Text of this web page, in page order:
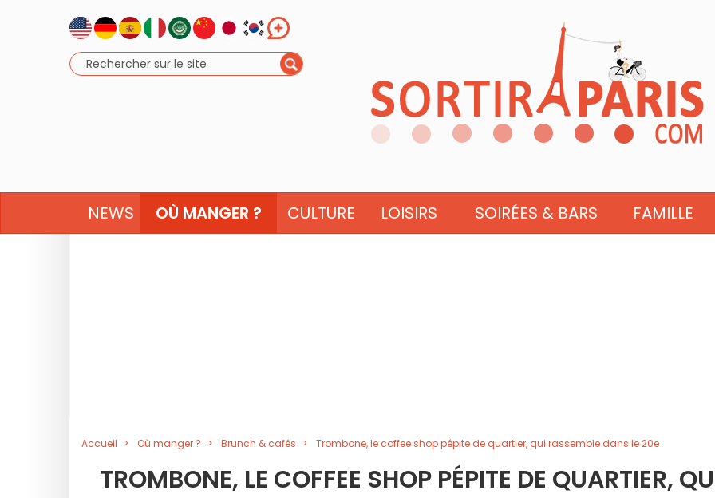
NEWS OÙ MANGER ? CULTURE LOISIRS SOIRÉES & BARS FAMILLE
Accueil Où manger ? Brunch & cafés Trombone, le coffee shop pépite de quartier, qui rassemble dans le 20e
TROMBONE, LE COFFEE SHOP PÉPITE DE QUARTIER,